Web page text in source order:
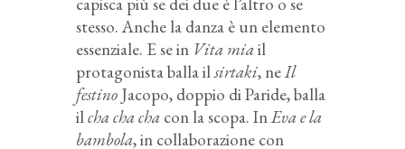
stesso. Anche la danza è un elemento
essenziale. E se in Vita miail
protagonista balla ilsirtaki, neIl
festino Jacopo, doppio di Paride, balla
ilcha cha cha con la scopa. InEva e la
bambola, in collaborazione con